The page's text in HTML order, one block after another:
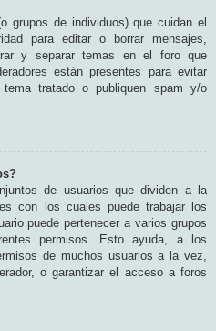
grupos de individuos) que cuidan el
para editar o borrar mensajes,
y separar temas en el foro que
están presentes para evitar
tratado o publiquen spam y/o
de usuarios que dividen a la
con los cuales puede trabajar los
puede pertenecer a varios grupos
permisos. Esto ayuda, a los
de muchos usuarios a la vez,
o garantizar el acceso a foros